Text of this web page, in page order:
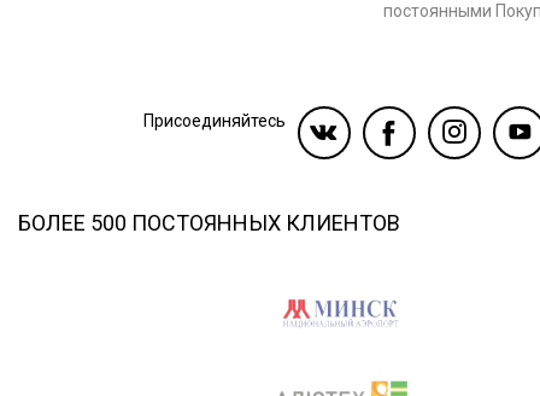
постоянными
Присоединяйтесь
БОЛЕЕ 500 ПОСТОЯННЫХ КЛИЕНТОВ